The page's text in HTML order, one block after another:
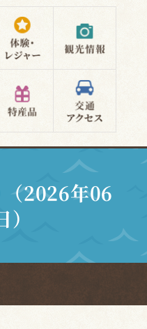
2026年06